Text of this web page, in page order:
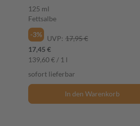
125 ml
Fettsalbe
-3%
UVP: 17,95 €
17,45 €
139,60 € / 1 l
sofort lieferbar
In den Warenkorb